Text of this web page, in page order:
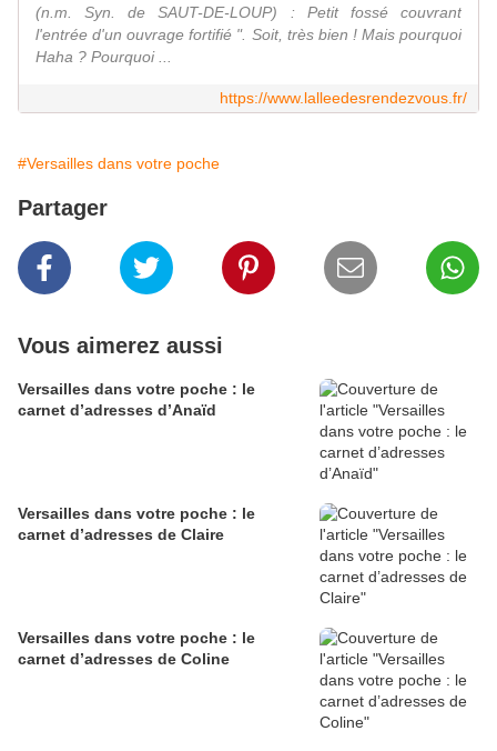
(n.m. Syn. de SAUT-DE-LOUP) : Petit fossé couvrant
l'entrée d'un ouvrage fortifié ". Soit, très bien ! Mais pourquoi
Haha ? Pourquoi ...
https://www.lalleedesrendezvous.fr/
#Versailles dans votre poche
Partager
Vous aimerez aussi
Versailles dans votre poche : le
carnet d’adresses d’Anaïd
Versailles dans votre poche : le
carnet d’adresses de Claire
Versailles dans votre poche : le
carnet d’adresses de Coline